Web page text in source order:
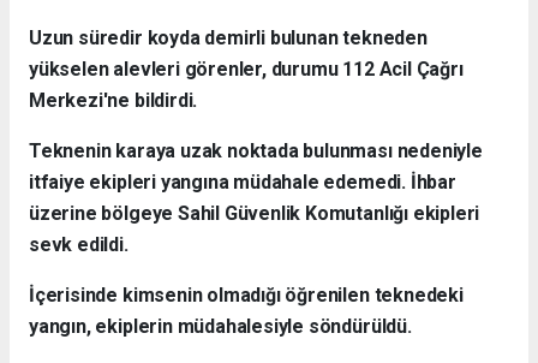
Uzun süredir koyda demirli bulunan tekneden
yükselen alevleri görenler, durumu 112 Acil Çağrı
Merkezi'ne bildirdi.
Teknenin karaya uzak noktada bulunması nedeniyle
itfaiye ekipleri yangına müdahale edemedi. İhbar
üzerine bölgeye Sahil Güvenlik Komutanlığı ekipleri
sevk edildi.
İçerisinde kimsenin olmadığı öğrenilen teknedeki
yangın, ekiplerin müdahalesiyle söndürüldü.